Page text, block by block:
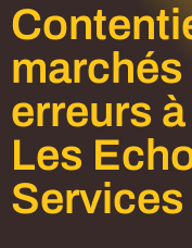
erreurs
Les
Services